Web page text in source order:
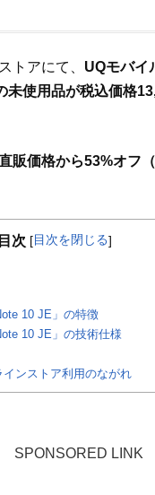
トアにて、 UQモバイ
未使用品が税込価格
販価格から53%オフ
次 [目次を閉じる]
10 JE」の特徴
10 JE」の技術仕様
インストア利用のながれ
SPONSORED LINK